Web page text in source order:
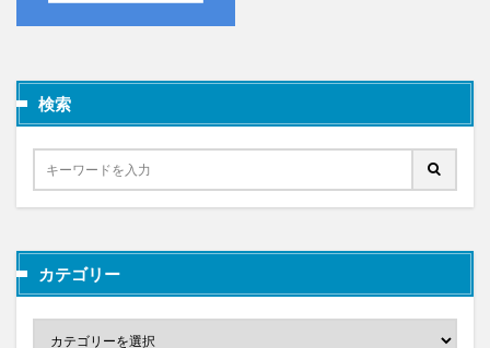
検索
カテゴリー